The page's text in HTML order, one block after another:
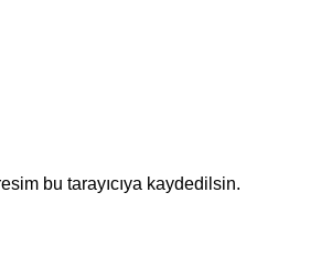
bu tarayıcıya kaydedilsin.